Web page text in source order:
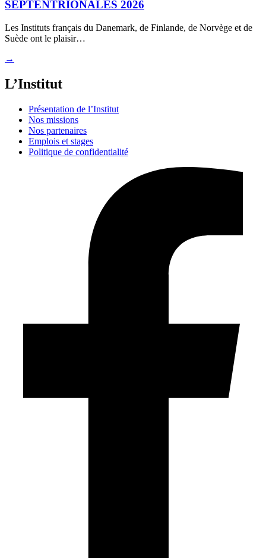
SEPTENTRIONALES 2026
Les Instituts français du Danemark, de Finlande, de Norvège et de
Suède ont le plaisir…
→
L’Institut
Présentation de l’Institut
Nos missions
Nos partenaires
Emplois et stages
Politique de confidentialité